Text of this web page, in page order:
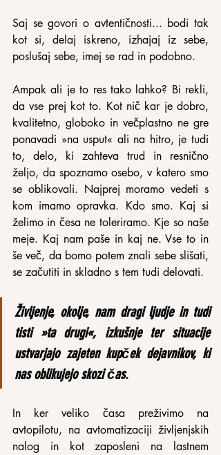
Saj se govori o avtentičnosti... bodi tak
kot si, delaj iskreno, izhajaj iz sebe,
poslušaj sebe, imej se rad in podobno.
Ampak ali je to res tako lahko? Bi rekli,
da vse prej kot to. Kot nič kar je dobro,
kvalitetno, globoko in večplastno ne gre
ponavadi »na usput« ali na hitro, je tudi
to, delo, ki zahteva trud in resnično
željo, da spoznamo osebo, v katero smo
se oblikovali. Najprej moramo vedeti s
kom imamo opravka. Kdo smo. Kaj si
želimo in česa ne toleriramo. Kje so naše
meje. Kaj nam paše in kaj ne. Vse to in
še več, da bomo potem znali sebe slišati,
se začutiti in skladno s tem tudi delovati.
Življenje, okolje, nam dragi ljudje in tudi
tisti »ta drugi«, izkušnje ter situacije
ustvarjajo zajeten kupček dejavnikov, ki
nas oblikujejo skozi čas.
In ker veliko časa preživimo na
avtopilotu, na avtomatizaciji življenjskih
nalog in kot zaposleni na lastnem